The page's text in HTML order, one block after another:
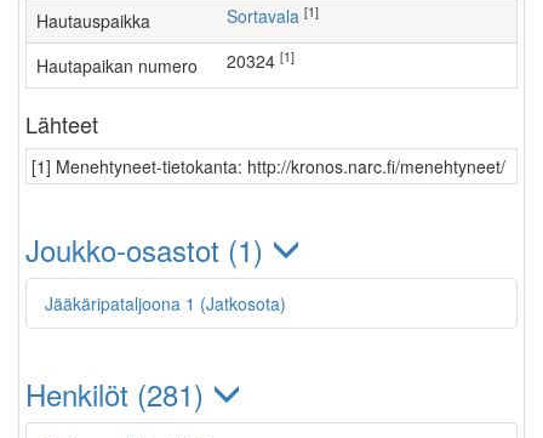
Hautauspaikka Sortavala [1]
Hautapaikan numero 20324 [1]
Lähteet
[1] Menehtyneet-tietokanta: http://kronos.narc.fi/menehtyneet/
Joukko-osastot (1)
Jääkäripataljoona 1 (Jatkosota)
Henkilöt (281)